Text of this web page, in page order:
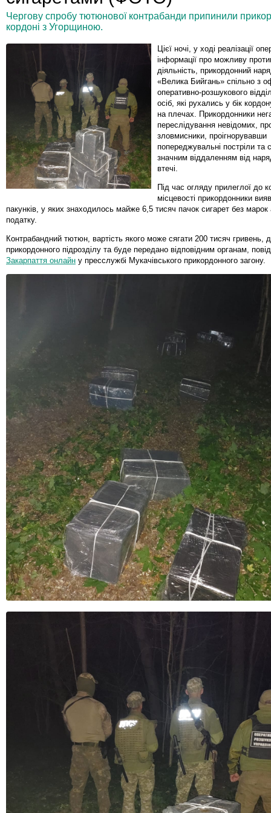
Чергову спробу тютюнової контрабанди припинили
кордоні з Угорщиною.
Цієї ночі, у ході реалізації
інформації про можливу
діяльність, прикордонний
«Велика Бийгань» спільно з
оперативно-розшукового
осіб, які рухались у бік
на плечах. Прикордонники
переслідування невідомих,
зловмисники, проігнорувавши
попереджувальні постріли та
значним віддаленням від
втечі.
Під час огляду прилеглої до
місцевості прикордонники
пакунків, у яких знаходилось майже 6,5 тисяч пачок сигарет без марок
податку.
Контрабандний тютюн, вартість якого може сягати 200 тисяч гривень,
прикордонного підрозділу та буде передано відповідним органам,
Закарпаття онлайн у пресслужбі Мукачівського прикордонного загону.